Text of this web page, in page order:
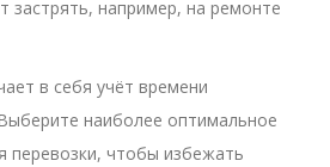
например, на ремонте
в себя учёт времени
наиболее оптимальное
перевозки, чтобы избежать